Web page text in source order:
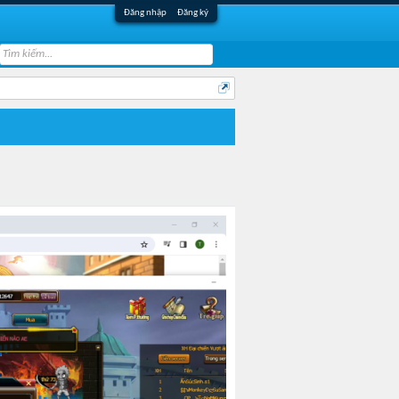
Đăng nhập Đăng ký